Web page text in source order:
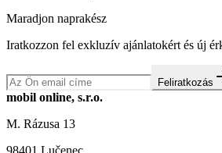
Maradjon naprakész
Iratkozzon fel exkluzív ajánlatokért és új
Feliratkozás
mobil online, s.r.o.
M. Rázusa 13